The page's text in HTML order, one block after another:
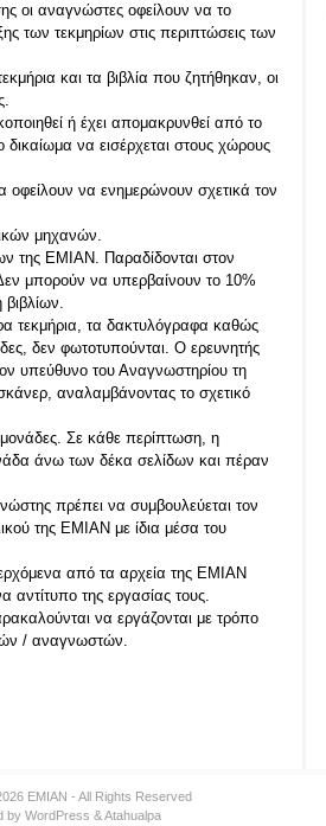
οι αναγνώστες οφείλουν να το
των τεκμηρίων στις περιπτώσεις των
και τα βιβλία που ζητήθηκαν, οι
ή έχει απομακρυνθεί από το
να εισέρχεται στους χώρους
οφείλουν να ενημερώνουν σχετικά τον
μηχανών.
της ΕΜΙΑΝ. Παραδίδονται στον
μπορούν να υπερβαίνουν τo 10%
τεκμήρια, τα δακτυλόγραφα καθώς
δεν φωτοτυπούνται. Ο ερευνητής
υπεύθυνο του Αναγνωστηρίου τη
αναλαμβάνοντας το σχετικό
μονάδες. Σε κάθε περίπτωση, η
άνω των δέκα σελίδων και πέραν
πρέπει να συμβουλεύεται τον
της ΕΜΙΑΝ με ίδια μέσα του
από τα αρχεία της ΕΜΙΑΝ
αντίτυπο της εργασίας τους.
να εργάζονται με τρόπο
/ αναγνωστών.
EMIAN - All Rights Reserved
by WordPress &Atahualpa